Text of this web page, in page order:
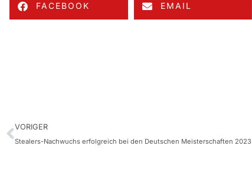
FACEBOOK EMAIL
VORIGER
Stealers-Nachwuchs erfolgreich bei den Deutschen Meisterschaften 2023